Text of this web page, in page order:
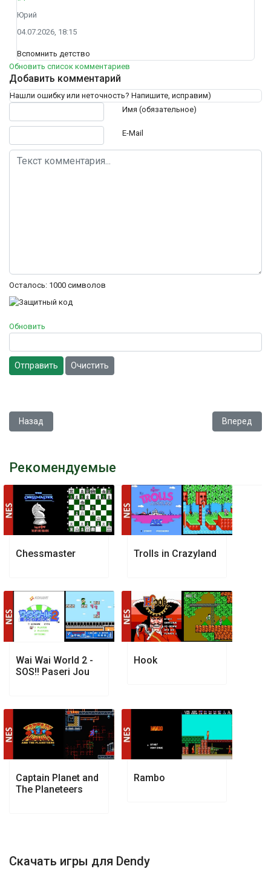
Юрий
04.07.2026, 18:15
Вспомнить детство
Обновить список комментариев
Добавить комментарий
Нашли ошибку или неточность? Напишите, исправим)
Имя (обязательное)
E-Mail
Осталось: 1000 символов
Обновить
Отправить Очистить
Предыдущий: Dig Dug
Назад Вперед
Рекомендуемые
Chessmaster Trolls in Crazyland
Wai Wai World 2 -
SOS!! Paseri Jou
Hook
Captain Planet and
The Planeteers
Rambo
Скачать игры для Dendy